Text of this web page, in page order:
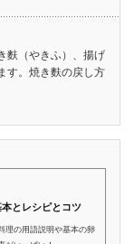
麩（やきふ）、揚げ
す。焼き麩の戻し方
とレシピとコツ
理の用語説明や基本の卵